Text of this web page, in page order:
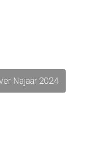
Najaar 2024